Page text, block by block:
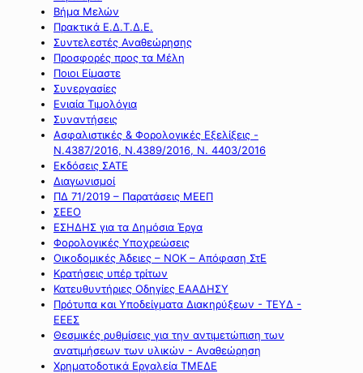
Βήμα Μελών
Πρακτικά Ε.Δ.Τ.Δ.Ε.
Συντελεστές Αναθεώρησης
Προσφορές προς τα Μέλη
Ποιοι Είμαστε
Συνεργασίες
Ενιαία Τιμολόγια
Συναντήσεις
Ασφαλιστικές & Φορολογικές Εξελίξεις -
Ν.4387/2016, Ν.4389/2016, Ν. 4403/2016
Εκδόσεις ΣΑΤΕ
Διαγωνισμοί
ΠΔ 71/2019 – Παρατάσεις ΜΕΕΠ
ΣΕΕΟ
ΕΣΗΔΗΣ για τα Δημόσια Έργα
Φορολογικές Υποχρεώσεις
Οικοδομικές Άδειες – ΝΟΚ – Απόφαση ΣτΕ
Κρατήσεις υπέρ τρίτων
Κατευθυντήριες Οδηγίες ΕΑΑΔΗΣΥ
Πρότυπα και Υποδείγματα Διακηρύξεων - ΤΕΥΔ -
ΕΕΕΣ
Θεσμικές ρυθμίσεις για την αντιμετώπιση των
ανατιμήσεων των υλικών - Αναθεώρηση
Χρηματοδοτικά Εργαλεία ΤΜΕΔΕ